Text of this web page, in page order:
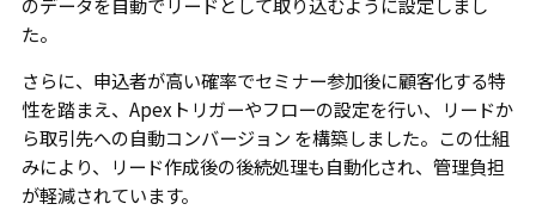
た。
さらに、申込者が高い確率でセミナー参加後に顧客化する特
性を踏まえ、Apexトリガーやフローの設定を行い、リードか
ら取引先への自動コンバージョン を構築しました。この仕組
みにより、リード作成後の後続処理も自動化され、管理負担
が軽減されています。